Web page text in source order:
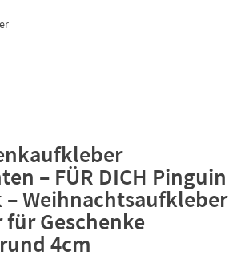
– FÜR DICH Pinguin
– Weihnachtsaufkleber
Geschenke
4cm